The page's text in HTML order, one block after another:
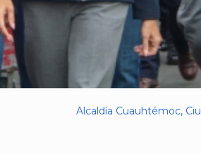
Alcaldía Cuauhtémoc,